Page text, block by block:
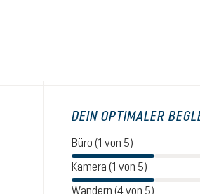
DEIN OPTIMALER
Büro (1 von 5)
Kamera (1 von 5)
Wandern (4 von 5)